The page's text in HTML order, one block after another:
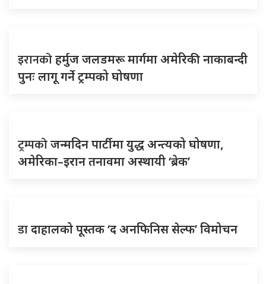
इरानकोहर्मुज जलडमरू मार्गमा अमेरिकी नाकाबन्दी
पुनः लागू गर्ने ट्रम्पको घोषणा
ट्रम्पकोजन्मदिन पार्टीमा युद्ध अन्त्यको घोषणा,
अमेरिका–इरान तनावमा अस्थायी ‘ब्रेक’
डादाहालको पूस्तक ‘द अनफिनिस सेल्फ’ विमोचन